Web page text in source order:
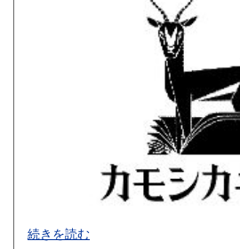
600円
600円
600円 福
600円 長
大
600円 鹿児
沖縄県
顔の見えないお取り引きですから、
いたします。迅速・丁寧な発送をいた
続きを読む